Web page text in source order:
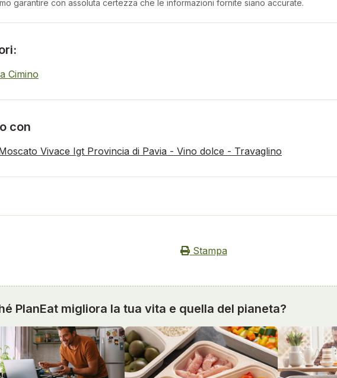
garantire con assoluta certezza che le informazioni fornite siano accurate.
Cimino
con
Vivace Igt Provincia di Pavia - Vino dolce - Travaglino
Stampa
PlanEat migliora la tua vita e quella del pianeta?